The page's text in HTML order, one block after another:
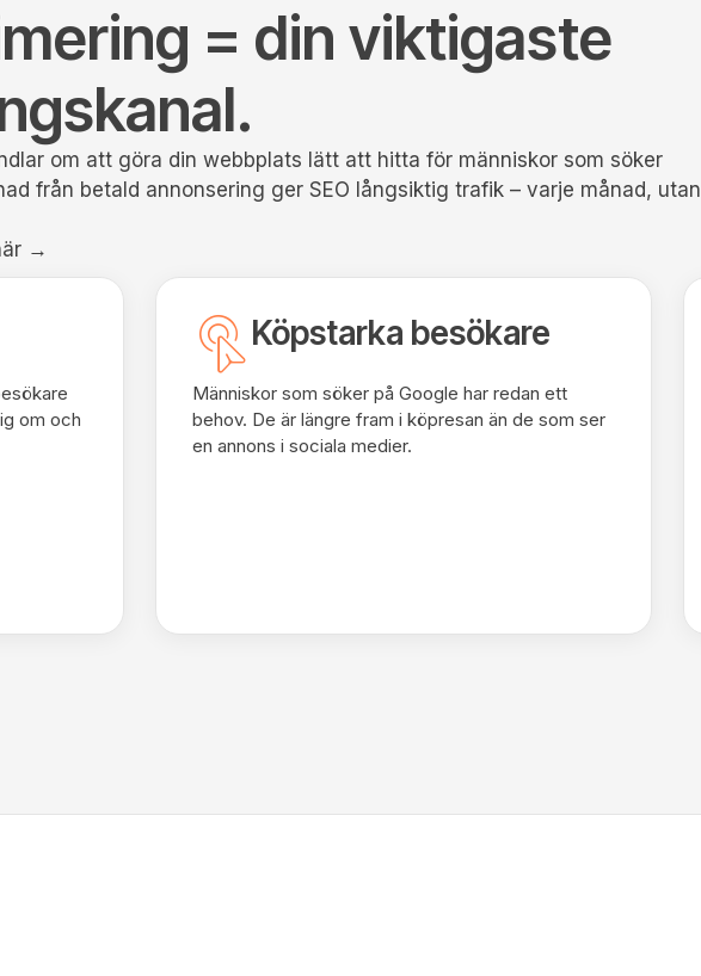
= din viktigaste
om att göra din webbplats lätt att hitta för människor som söker
från betald annonsering ger SEO långsiktig trafik – varje månad, utan
→
om och
Köpstarka besökare
Människor som söker på Google har redan ett
behov. De är längre fram i köpresan än de som ser
en annons i sociala medier.